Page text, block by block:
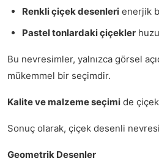
Renkli çiçek desenleri enerjik
Pastel tonlardaki çiçekler
Bu nevresimler, yalnızca görsel
mükemmel bir seçimdir.
Kalite ve malzeme seçimi de
Sonuç olarak, çiçek desenli
Geometrik Desenler